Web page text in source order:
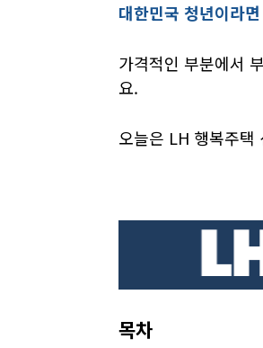
대한민국 청년이라
가격적인 부분에서
요.
오늘은 LH 행복주택
목차